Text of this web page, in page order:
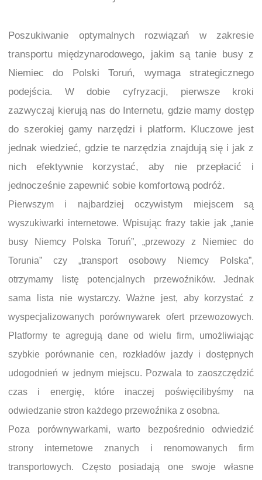
Poszukiwanie optymalnych rozwiązań w zakresie
transportu międzynarodowego, jakim są tanie busy z
Niemiec do Polski Toruń, wymaga strategicznego
podejścia. W dobie cyfryzacji, pierwsze kroki
zazwyczaj kierują nas do Internetu, gdzie mamy dostęp
do szerokiej gamy narzędzi i platform. Kluczowe jest
jednak wiedzieć, gdzie te narzędzia znajdują się i jak z
nich efektywnie korzystać, aby nie przepłacić i
jednocześnie zapewnić sobie komfortową podróż.
Pierwszym i najbardziej oczywistym miejscem są
wyszukiwarki internetowe. Wpisując frazy takie jak „tanie
busy Niemcy Polska Toruń”, „przewozy z Niemiec do
Torunia” czy „transport osobowy Niemcy Polska”,
otrzymamy listę potencjalnych przewoźników. Jednak
sama lista nie wystarczy. Ważne jest, aby korzystać z
wyspecjalizowanych porównywarek ofert przewozowych.
Platformy te agregują dane od wielu firm, umożliwiając
szybkie porównanie cen, rozkładów jazdy i dostępnych
udogodnień w jednym miejscu. Pozwala to zaoszczędzić
czas i energię, które inaczej poświęcilibyśmy na
odwiedzanie stron każdego przewoźnika z osobna.
Poza porównywarkami, warto bezpośrednio odwiedzić
strony internetowe znanych i renomowanych firm
transportowych. Często posiadają one swoje własne